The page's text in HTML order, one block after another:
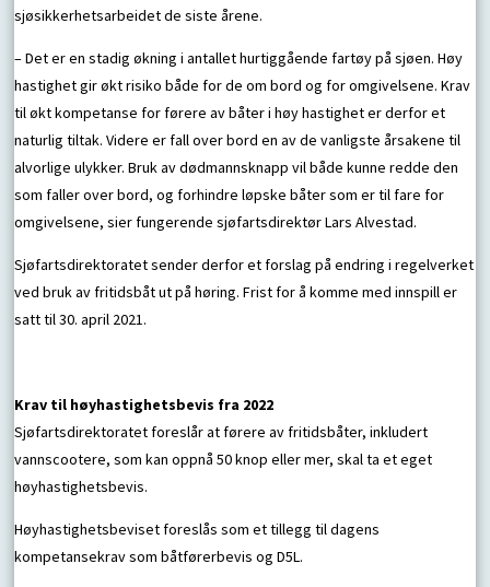
sjøsikkerhetsarbeidet de siste årene.
– Det er en stadig økning i antallet hurtiggående fartøy på sjøen. Høy
hastighet gir økt risiko både for de om bord og for omgivelsene. Krav
til økt kompetanse for førere av båter i høy hastighet er derfor et
naturlig tiltak. Videre er fall over bord en av de vanligste årsakene til
alvorlige ulykker. Bruk av dødmannsknapp vil både kunne redde den
som faller over bord, og forhindre løpske båter som er til fare for
omgivelsene, sier fungerende sjøfartsdirektør Lars Alvestad.
Sjøfartsdirektoratet sender derfor et forslag på endring i regelverket
ved bruk av fritidsbåt ut på høring. Frist for å komme med innspill er
satt til 30. april 2021.
Krav til høyhastighetsbevis fra 2022
Sjøfartsdirektoratet foreslår at førere av fritidsbåter, inkludert
vannscootere, som kan oppnå 50 knop eller mer, skal ta et eget
høyhastighetsbevis.
Høyhastighetsbeviset foreslås som et tillegg til dagens
kompetansekrav som båtførerbevis og D5L.